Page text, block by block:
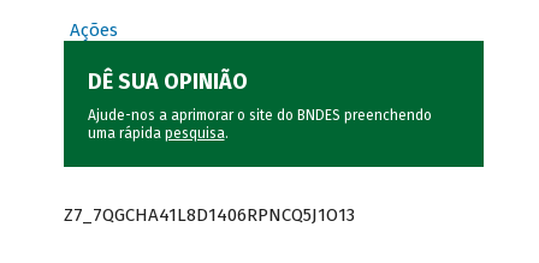
Ações
DÊ SUA OPINIÃO
Ajude-nos a aprimorar o site do BNDES preenchendo
uma rápida pesquisa.
Z7_7QGCHA41L8D1406RPNCQ5J1O13